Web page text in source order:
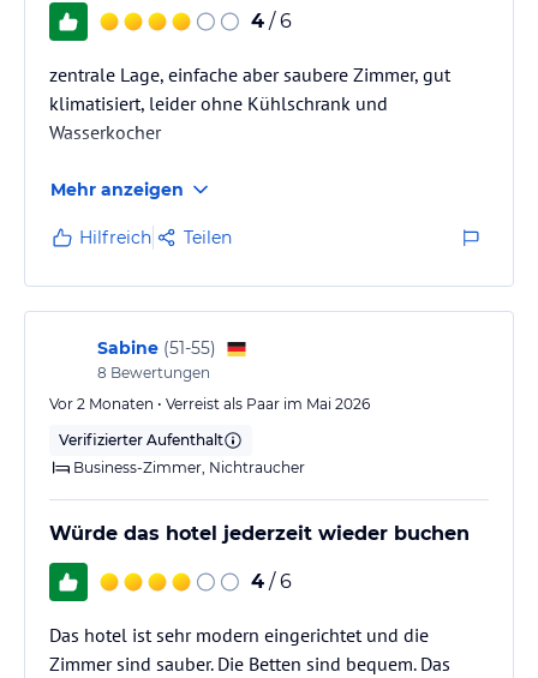
4 / 6
zentrale Lage, einfache aber saubere Zimmer, gut
klimatisiert, leider ohne Kühlschrank und
Wasserkocher
Mehr anzeigen
Hilfreich Teilen
Sabine (51-55)
8 Bewertungen
Vor 2 Monaten • Verreist als Paar im Mai 2026
Verifizierter Aufenthalt
Business-Zimmer, Nichtraucher
Würde das hotel jederzeit wieder buchen
4 / 6
Das hotel ist sehr modern eingerichtet und die
Zimmer sind sauber. Die Betten sind bequem. Das